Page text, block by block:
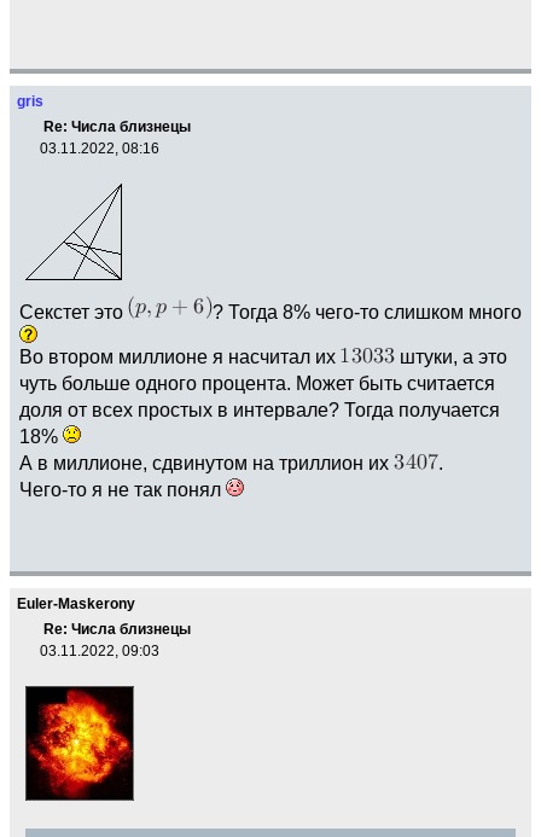
gris
Re: Числа близнецы
03.11.2022, 08:16
Секстет это ? Тогда 8% чего-то слишком много
Во втором миллионе я насчитал их
штуки, а это
чуть больше одного процента. Может быть считается
доля от всех простых в интервале? Тогда получается
18%
А в миллионе, сдвинутом на триллион их
.
Чего-то я не так понял
Euler-Maskerony
Re: Числа близнецы
03.11.2022, 09:03